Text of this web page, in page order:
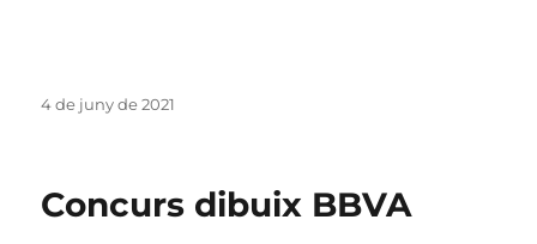
Publicat
4 de juny de 2021
Concurs dibuix BBVA